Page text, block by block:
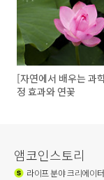
[자연에서 배우는 과
정 효과와 연꽃
앰코인스토리
라이프분야 크리에이터